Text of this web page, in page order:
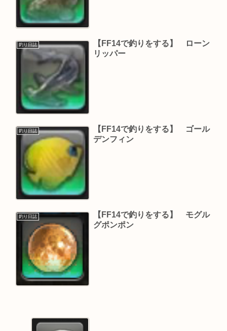
釣り日誌
【FF14で釣りをする】 ローン
リッパー
釣り日誌
【FF14で釣りをする】 ゴール
デンフィン
釣り日誌
【FF14で釣りをする】 モグル
グポンポン